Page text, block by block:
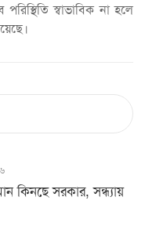
স্বাভাবিক না হলে
কিনছে সরকার, সন্ধ্যায়